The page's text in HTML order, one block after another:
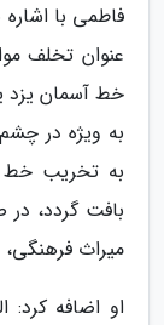
فاطمی با
عنوان تخلف
خط آسمان یزد
به ویژه در
به تخریب خط
بافت گردد،
میراث
او اضافه کرد: